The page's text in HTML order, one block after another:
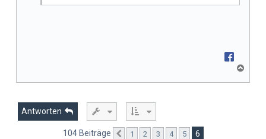
Antworten
104 Beiträge Vorherige
1 2 3 4 5 6